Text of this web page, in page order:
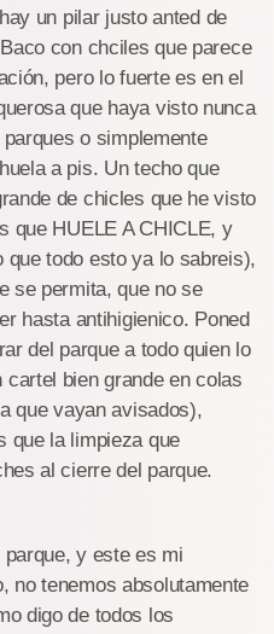
un pilar justo anted de
con chciles que parece
pero lo fuerte es en el
que haya visto nunca
o simplemente
a pis. Un techo que
de chicles que he visto
que HUELE A CHICLE, y
que todo esto ya lo sabreis),
se permita, que no se
hasta antihigienico. Poned
del parque a todo quien lo
bien grande en colas
que vayan avisados),
que la limpieza que
al cierre del parque.
y este es mi
no tenemos absolutamente
digo de todos los